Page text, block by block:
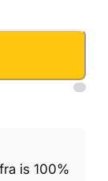
is 100%